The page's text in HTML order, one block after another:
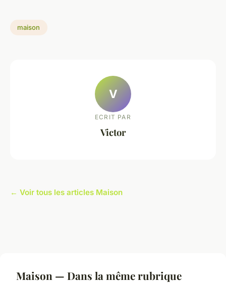
maison
V
ECRIT PAR
Victor
← Voir tous les articles Maison
Maison — Dans la même rubrique